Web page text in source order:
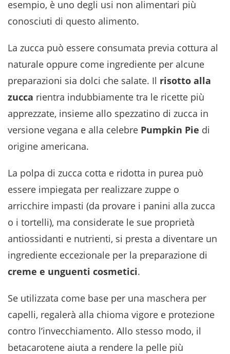
esempio, è uno degli usi non alimentari più
conosciuti di questo alimento.
La zucca può essere consumata previa cottura al
naturale oppure come ingrediente per alcune
preparazioni sia dolci che salate. Il risotto alla
zucca rientra indubbiamente tra le ricette più
apprezzate, insieme allo spezzatino di zucca in
versione vegana e alla celebre Pumpkin Pie di
origine americana.
La polpa di zucca cotta e ridotta in purea può
essere impiegata per realizzare zuppe o
arricchire impasti (da provare i panini alla zucca
o i tortelli), ma considerate le sue proprietà
antiossidanti e nutrienti, si presta a diventare un
ingrediente eccezionale per la preparazione di
creme e unguenti cosmetici.
Se utilizzata come base per una maschera per
capelli, regalerà alla chioma vigore e protezione
contro l’invecchiamento. Allo stesso modo, il
betacarotene aiuta a rendere la pelle più